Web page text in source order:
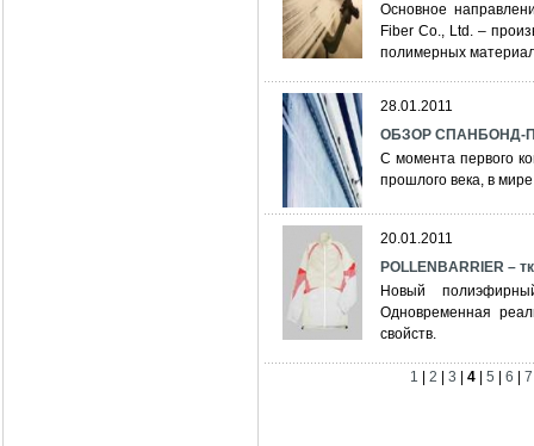
Основное
Fiber Co., Ltd. –
полимерных
28.01.2011
ОБЗОР СПАНБОНД-
С момента первого
прошлого века, в
20.01.2011
POLLENBARRIER –
Новый
Одновременная
свойств.
1 2 3 4 5 6 7